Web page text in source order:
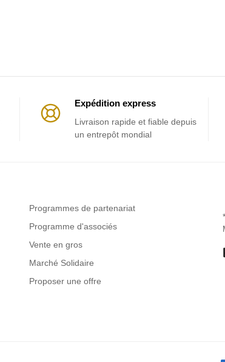
Expédition express
Livraison rapide et fiable depuis
un entrepôt mondial
Programmes de partenariat
Programme d'associés
Vente en gros
Marché Solidaire
Proposer une offre